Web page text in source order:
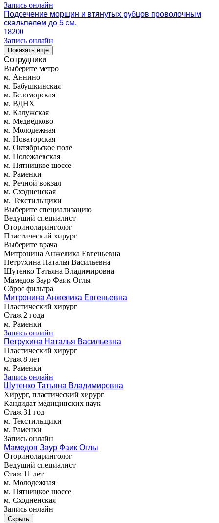
Запись онлайн
Подсечение морщин и втянутых рубцов проволочным
скальпелем до 5 см.
18200
Запись онлайн
Показать еще
Сотрудники
Выберите метро
м. Аннино
м. Бабушкинская
м. Беломорская
м. ВДНХ
м. Калужская
м. Медведково
м. Молодежная
м. Новаторская
м. Октябрьское поле
м. Полежаевская
м. Пятницкое шоссе
м. Раменки
м. Речной вокзал
м. Сходненская
м. Текстильщики
Выберите специализацию
Ведущий специалист
Оториноларинголог
Пластический хирург
Выберите врача
Митронина Анжелика Евгеньевна
Петрухина Наталья Васильевна
Шутенко Татьяна Владимировна
Мамедов Заур Фаик Оглы
Сброс фильтра
Митронина Анжелика Евгеньевна
Пластический хирург
Стаж 2 года
м. Раменки
Запись онлайн
Петрухина Наталья Васильевна
Пластический хирург
Стаж 8 лет
м. Раменки
Запись онлайн
Шутенко Татьяна Владимировна
Хирург, пластический хирург
Кандидат медицинских наук
Стаж 31 год
м. Текстильщики
м. Раменки
Запись онлайн
Мамедов Заур Фаик Оглы
Оториноларинголог
Ведущий специалист
Стаж 11 лет
м. Молодежная
м. Пятницкое шоссе
м. Сходненская
Запись онлайн
Скрыть